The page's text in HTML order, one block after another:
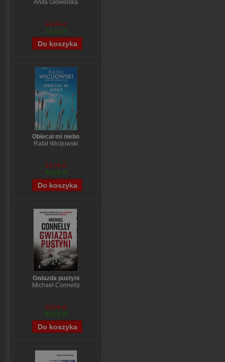
Anita Głowińska
14,90 zł
12,12 zł
Obiecał mi niebo
Rafał Wicijowski
57,70 zł
46,36 zł
Gwiazda pustyni
Michael Connelly
59,74 zł
56,22 zł